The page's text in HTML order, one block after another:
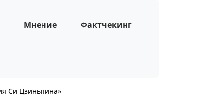
Мнение Фактчекинг
Си Цзиньпина»